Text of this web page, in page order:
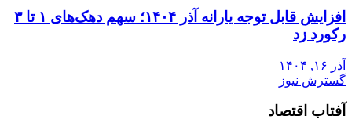
افزایش قابل توجه یارانه آذر ۱۴۰۴؛ سهم دهک‌های ۱ تا ۳
رکورد زد
آذر ۱۶, ۱۴۰۴
گسترش نیوز
آفتاب اقتصاد